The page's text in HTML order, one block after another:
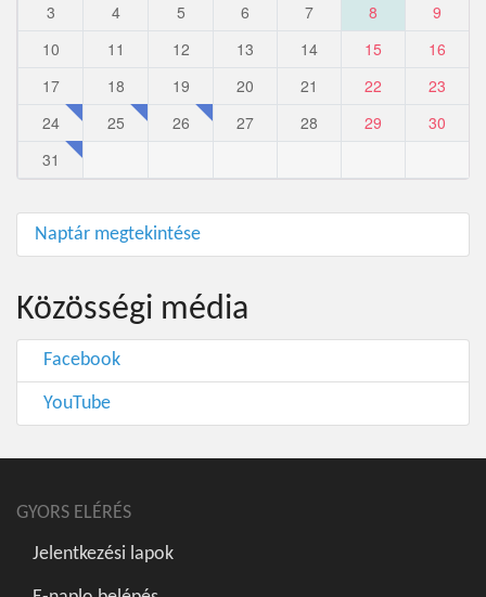
3
4 5 6 7 8
9
10
11 12 13 14 15
16
17
18 19 20 21 22
23
24
25 26 27 28 29
30
31
Naptár megtekintése
Közösségi média
Facebook
YouTube
GYORS ELÉRÉS
Jelentkezési lapok